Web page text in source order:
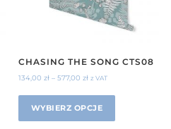
CHASING THE SONG CTS08
134,00 zł – 577,00 zł z VAT
WYBIERZ OPCJE